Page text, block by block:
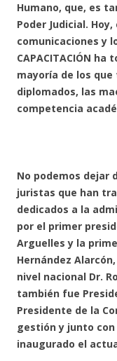
Humano, que, es
Poder Judicial.
comunicaciones y
CAPACITACIÓN
mayoría de los
diplomados, las
competencia
No podemos dejar
juristas que han
dedicados a la
por el primer
Arguelles y la
Hernández
nivel nacional Dr.
también fue
Presidente de la
gestión y junto
inaugurado el